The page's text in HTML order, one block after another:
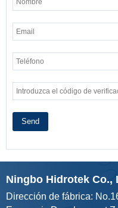
Send
Ningbo Hidrotek Co.,
Dirección de fábrica: